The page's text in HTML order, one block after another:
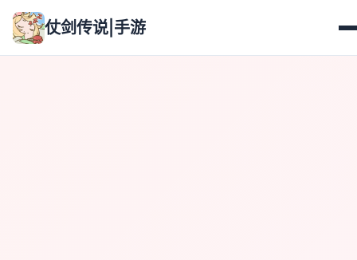
仗剑传说|手游